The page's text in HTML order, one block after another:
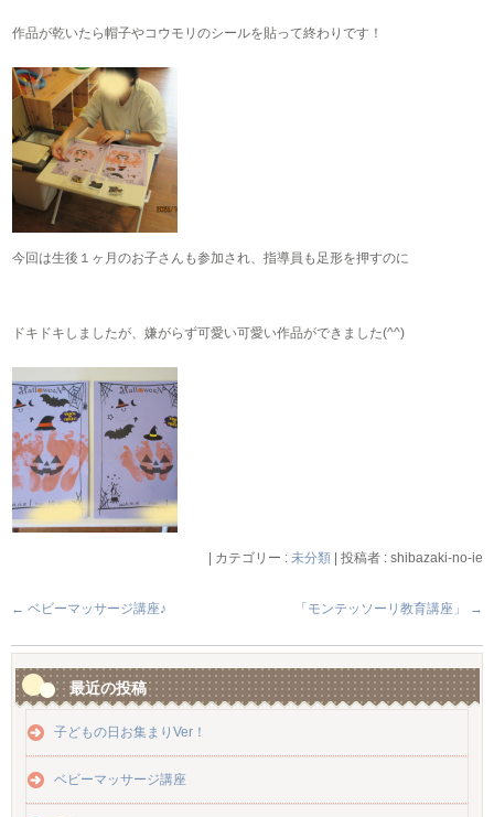
作品が乾いたら帽子やコウモリのシールを貼って終わりです！
今回は生後１ヶ月のお子さんも参加され、指導員も足形を押すのに
ドキドキしましたが、嫌がらず可愛い可愛い作品ができました(^^)
カテゴリー : 未分類 投稿者 : shibazaki-no-ie
← ベビーマッサージ講座♪ 「モンテッソーリ教育講座」 →
最近の投稿
子どもの日お集まりVer！
ベビーマッサージ講座